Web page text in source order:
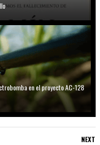
en el proyecto AC-128
NEXT